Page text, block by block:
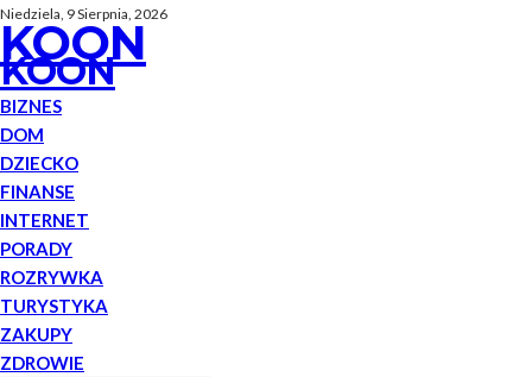
Niedziela, 9 Sierpnia, 2026
KOON
KOON
BIZNES
DOM
DZIECKO
FINANSE
INTERNET
PORADY
ROZRYWKA
TURYSTYKA
ZAKUPY
ZDROWIE